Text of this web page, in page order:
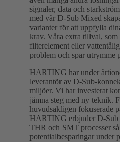
signaler, data och
med vår D-Sub Mixed
varianter för att uppfylla
krav. Våra extra tillval, som
filterelement eller
problem och spar utrymme
HARTING har under
leverantör av D-Sub-
miljöer. Vi har investerat
jämna steg med ny teknik.
huvudsakligen fokuserade
HARTING erbjuder D-Sub
THR och SMT processer
potentialbesparingar under